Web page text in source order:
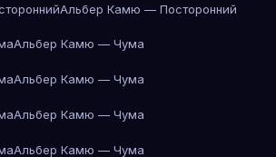
Альбер Камю — Посторонний
Альбер Камю — Чума
Альбер Камю — Чума
Альбер Камю — Чума
Альбер Камю — Чума